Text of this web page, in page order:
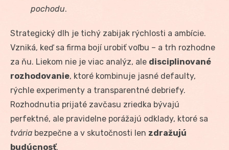
pochodu.
Strategický dlh je tichý zabijak rýchlosti a ambície.
Vzniká, keď sa firma bojí urobiť voľbu – a trh rozhodne
za ňu. Liekom nie je viac analýz, ale disciplinované
rozhodovanie, ktoré kombinuje jasné defaulty,
rýchle experimenty a transparentné debriefy.
Rozhodnutia prijaté zavčasu zriedka bývajú
perfektné, ale pravidelne porážajú odklady, ktoré sa
tvária bezpečne a v skutočnosti len zdražujú
budúcnosť.